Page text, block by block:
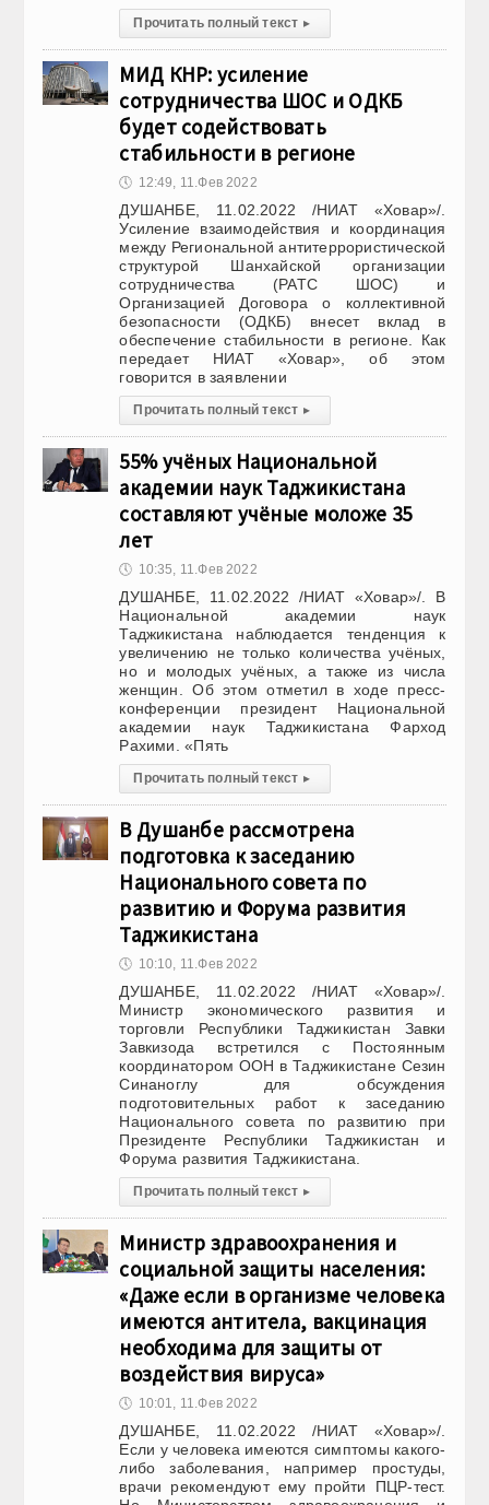
Прочитать полный текст ▸
МИД КНР: усиление
сотрудничества ШОС и ОДКБ
будет содействовать
стабильности в регионе
🕔 12:49, 11.Фев 2022
ДУШАНБЕ, 11.02.2022 /НИАТ «Ховар»/.
Усиление взаимодействия и координация
между Региональной антитеррористической
структурой Шанхайской организации
сотрудничества (РАТС ШОС) и
Организацией Договора о коллективной
безопасности (ОДКБ) внесет вклад в
обеспечение стабильности в регионе. Как
передает НИАТ «Ховар», об этом
говорится в заявлении
Прочитать полный текст ▸
55% учёных Национальной
академии наук Таджикистана
составляют учёные моложе 35
лет
🕔 10:35, 11.Фев 2022
ДУШАНБЕ, 11.02.2022 /НИАТ «Ховар»/. В
Национальной академии наук
Таджикистана наблюдается тенденция к
увеличению не только количества учёных,
но и молодых учёных, а также из числа
женщин. Об этом отметил в ходе пресс-
конференции президент Национальной
академии наук Таджикистана Фарход
Рахими. «Пять
Прочитать полный текст ▸
В Душанбе рассмотрена
подготовка к заседанию
Национального совета по
развитию и Форума развития
Таджикистана
🕔 10:10, 11.Фев 2022
ДУШАНБЕ, 11.02.2022 /НИАТ «Ховар»/.
Министр экономического развития и
торговли Республики Таджикистан Завки
Завкизода встретился с Постоянным
координатором ООН в Таджикистане Сезин
Синаноглу для обсуждения
подготовительных работ к заседанию
Национального совета по развитию при
Президенте Республики Таджикистан и
Форума развития Таджикистана.
Прочитать полный текст ▸
Министр здравоохранения и
социальной защиты населения:
«Даже если в организме человека
имеются антитела, вакцинация
необходима для защиты от
воздействия вируса»
🕔 10:01, 11.Фев 2022
ДУШАНБЕ, 11.02.2022 /НИАТ «Ховар»/.
Если у человека имеются симптомы какого-
либо заболевания, например простуды,
врачи рекомендуют ему пройти ПЦР-тест.